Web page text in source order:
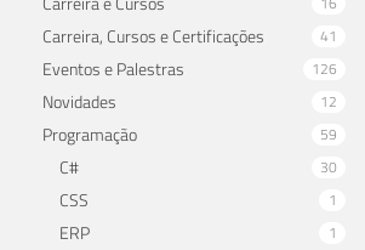
Carreira, Cursos e Certificações 41
Eventos e Palestras 126
Novidades 12
Programação 59
C# 30
CSS 1
ERP 1